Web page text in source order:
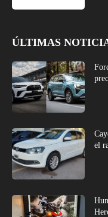
ÚLTIMAS
el